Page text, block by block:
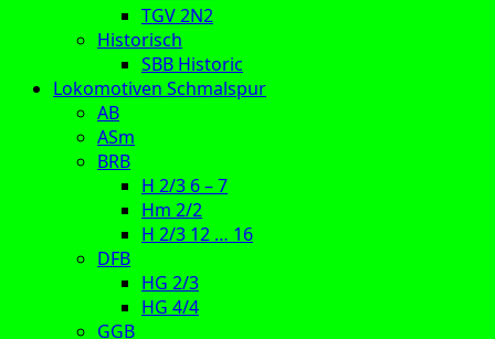
TGV 2N2
Historisch
SBB Historic
Lokomotiven Schmalspur
AB
ASm
BRB
H 2/3 6 – 7
Hm 2/2
H 2/3 12 … 16
DFB
HG 2/3
HG 4/4
GGB